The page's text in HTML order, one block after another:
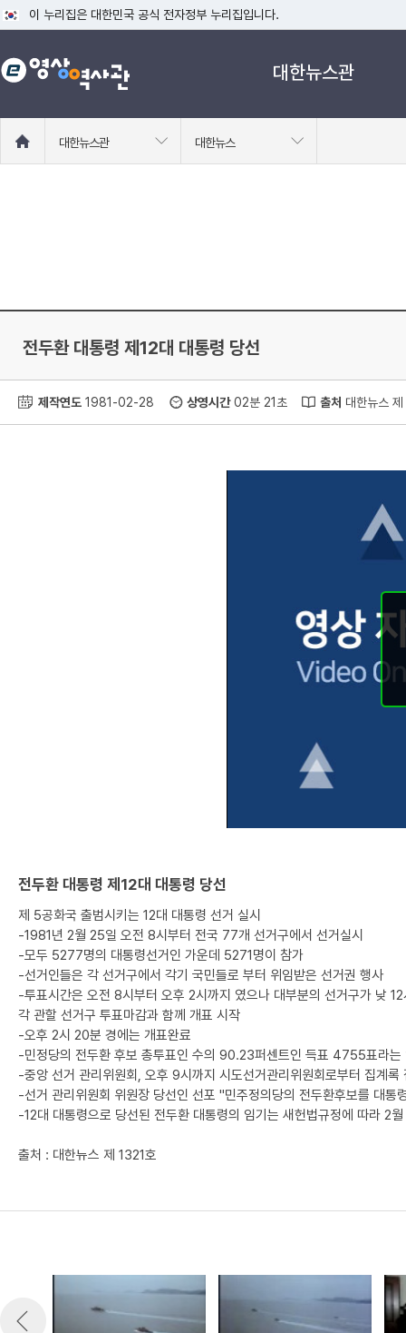
이 누리집은 대한민국 공식 전자정부 누리집입니다.
공식 누리집 주소 확인하기
go.kr 주소를 사용하는 누리집은 대한민국 정부기관이 관리하는 누리집입니
대한뉴스관
로
대한뉴스관 대한뉴스
전두환 대통령 제12대 대통령 당선
제작연도 1981-02-28 상영시간02분 21초 출처 대한뉴스
전두환 대통령 제12대 대통령 당선
제 5공화국 출범시키는 12대 대통령 선거 실시
-1981년 2월 25일 오전 8시부터 전국 77개 선거구에서 선거실시
-모두 5277명의 대통령선거인 가운데 5271명이 참가
-선거인들은 각 선거구에서 각기 국민들로 부터 위임받은 선거권 행사
-투표시간은 오전 8시부터 오후 2시까지 였으나 대부분의 선거구가 낮
각 관할 선거구 투표마감과 함께 개표 시작
-오후 2시 20분 경에는 개표완료
-민정당의 전두환 후보 총투표인 수의 90.23퍼센트인 득표 4755표라는
-중앙 선거 관리위원회, 오후 9시까지 시도선거관리위원회로부터 집계
-선거 관리위원회 위원장 당선인 선포 "민주정의당의 전두환후보를 대
-12대 대통령으로 당선된 전두환 대통령의 임기는 새헌법규정에 따라 2
출처 : 대한뉴스 제 1321호